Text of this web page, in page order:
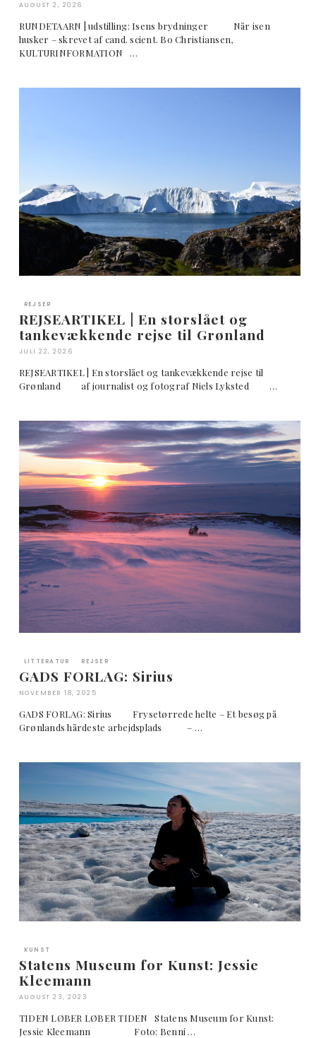
AUGUST 2, 2026
RUNDETAARN | udstilling: Isens brydninger Når isen
husker – skrevet af cand. scient. Bo Christiansen,
KULTURINFORMATION …
REJSER
REJSEARTIKEL | En storslået og
tankevækkende rejse til Grønland
JULI 22, 2026
REJSEARTIKEL | En storslået og tankevækkende rejse til
Grønland af journalist og fotograf Niels Lyksted …
LITTERATUR REJSER
GADS FORLAG: Sirius
NOVEMBER 18, 2025
GADS FORLAG: Sirius Frysetørrede helte – Et besøg på
Grønlands hårdeste arbejdsplads – …
KUNST
Statens Museum for Kunst: Jessie
Kleemann
AUGUST 23, 2023
TIDEN LØBER LØBER TIDEN Statens Museum for Kunst:
Jessie Kleemann Foto: Benni …